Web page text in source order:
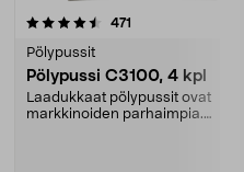
471
Pölypussit
Pölypussi C3100, 4 kpl
Laadukkaat pölypussit ovat
markkinoiden parhaimpia.
4.5viidestä